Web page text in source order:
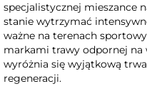
specjalistycznej mieszance
stanie wytrzymać
ważne na terenach
markami trawy odpornej
wyróżnia się wyjątkową
regeneracji.